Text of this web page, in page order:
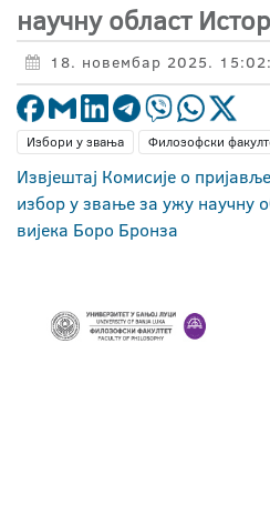
научну област
18. новембар 2025.
Избори у звања Филозофски
Извјештај Комисије о
избор у звање за ужу научну
вијека Боро Бронза